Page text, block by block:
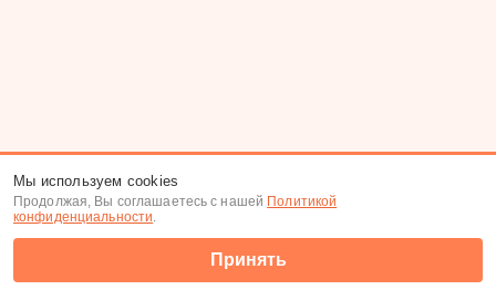
Мы используем cookies
Продолжая, Вы соглашаетесь с нашей Политикой
конфиденциальности.
Принять